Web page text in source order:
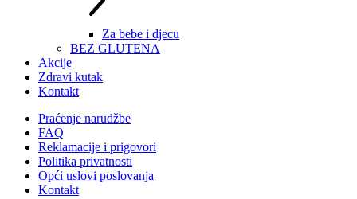
Za bebe i djecu
BEZ GLUTENA
Akcije
Zdravi kutak
Kontakt
Praćenje narudžbe
FAQ
Reklamacije i prigovori
Politika privatnosti
Opći uslovi poslovanja
Kontakt